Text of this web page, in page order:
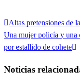
Navegación
de
Entrada
anterior
Altas pretensiones de
Entrada
siguiente
Una mujer policía y una
por estallido de cohete
Noticias